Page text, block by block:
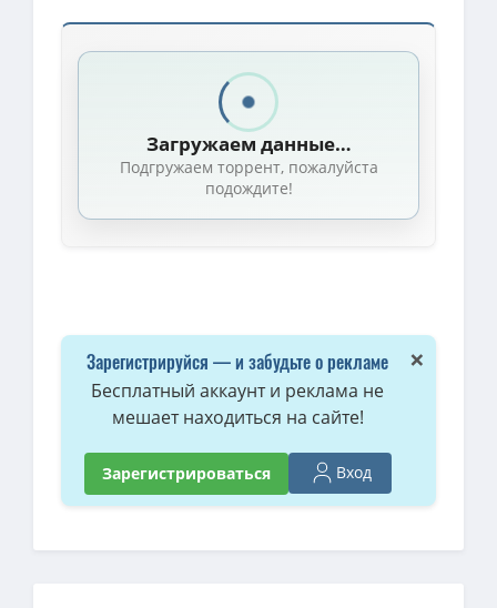
Загружаем данные…
Подгружаем торрент, пожалуйста
подождите!
×
Зарегистрируйся — и забудьте о рекламе
Бесплатный аккаунт и реклама не
мешает находиться на сайте!
Зарегистрироваться Вход